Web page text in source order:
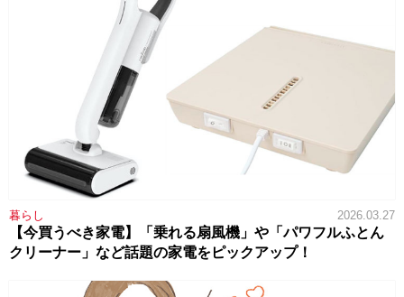
暮らし 2026.03.27
【今買うべき家電】「乗れる扇風機」や「パワフルふとん
クリーナー」など話題の家電をピックアップ！